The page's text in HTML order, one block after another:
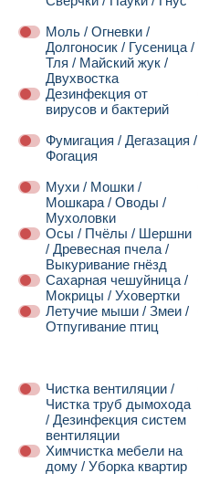
Моль / Огневки /
Долгоносик / Гусеница /
Тля / Майский жук /
Двухвостка
Дезинфекция от
вирусов и бактерий
Фумигация / Дегазация /
Фогация
Мухи / Мошки /
Мошкара / Оводы /
Мухоловки
Осы / Пчёлы / Шершни
/ Древесная пчела /
Выкуривание гнёзд
Сахарная чешуйница /
Мокрицы / Уховертки
Летучие мыши / Змеи /
Отпугивание птиц
Чистка вентиляции /
Чистка труб дымохода
/ Дезинфекция систем
вентиляции
Химчистка мебели на
дому / Уборка квартир